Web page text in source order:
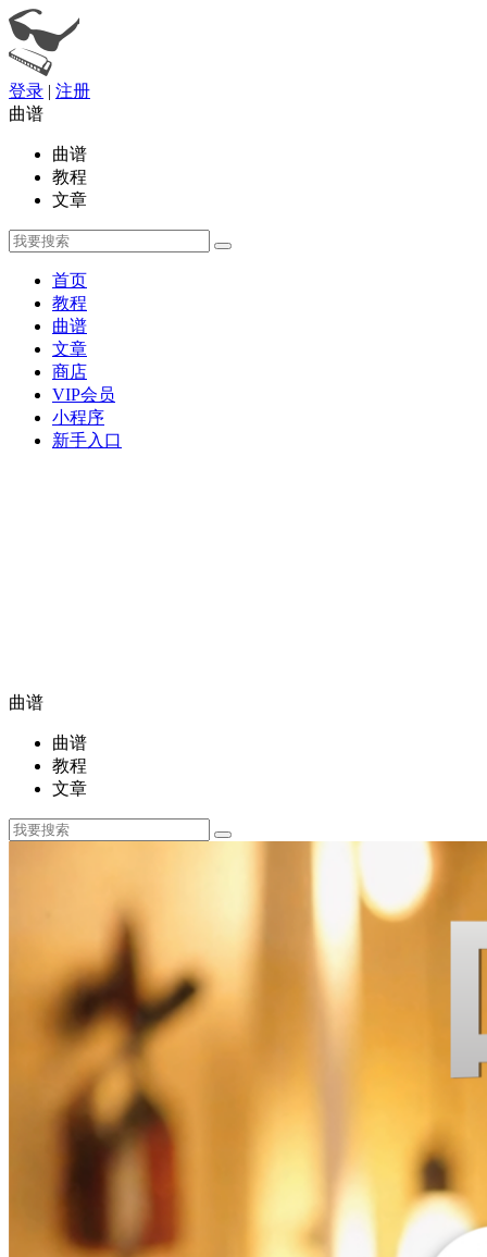
登录 | 注册
曲谱
曲谱
教程
文章
首页
教程
曲谱
文章
商店
VIP会员
小程序
新手入口
曲谱
曲谱
教程
文章